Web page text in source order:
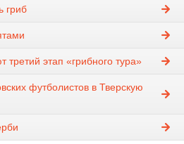
гриб
третий этап «грибного тура»
футболистов в Тверскую